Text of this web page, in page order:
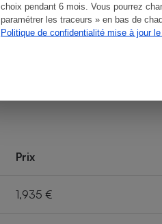
choix pendant 6 mois. Vous pourrez
paramétrer les traceurs » en bas de
Politique de confidentialité mise à jour
Prix
1,935 €